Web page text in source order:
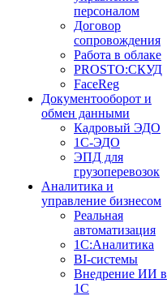
персоналом
Договор
сопровождения
Работа в облаке
PROSTO:СКУД
FaceReg
Документооборот и
обмен данными
Кадровый ЭДО
1С-ЭДО
ЭПД для
грузоперевозок
Аналитика и
управление бизнесом
Реальная
автоматизация
1С:Аналитика
BI-системы
Внедрение ИИ в
1С